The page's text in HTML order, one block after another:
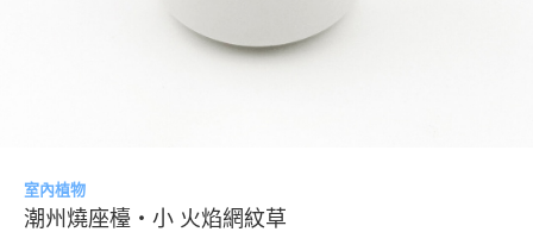
室內植物
潮州燒座檯‧小 火焰網紋草